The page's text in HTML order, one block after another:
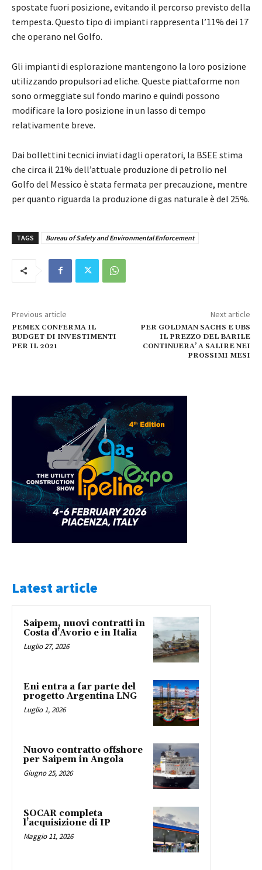
spostate fuori posizione, evitando il percorso previsto della
tempesta. Questo tipo di impianti rappresenta l’11% dei 17
che operano nel Golfo.
Gli impianti di esplorazione mantengono la loro posizione
utilizzando propulsori ad eliche. Queste piattaforme non
sono ormeggiate sul fondo marino e quindi possono
modificare la loro posizione in un lasso di tempo
relativamente breve.
Dai bollettini tecnici inviati dagli operatori, la BSEE stima
che circa il 21% dell’attuale produzione di petrolio nel
Golfo del Messico è stata fermata per precauzione, mentre
per quanto riguarda la produzione di gas naturale è del 25%.
TAGS Bureau of Safety and Environmental Enforcement
Previous article
PEMEX CONFERMA IL
BUDGET DI INVESTIMENTI
PER IL 2021
Next article
PER GOLDMAN SACHS E UBS
IL PREZZO DEL BARILE
CONTINUERA’ A SALIRE NEI
PROSSIMI MESI
Latest article
Saipem, nuovi contratti in
Costa d’Avorio e in Italia
Luglio 27, 2026
Eni entra a far parte del
progetto Argentina LNG
Luglio 1, 2026
Nuovo contratto offshore
per Saipem in Angola
Giugno 25, 2026
SOCAR completa
l’acquisizione di IP
Maggio 11, 2026